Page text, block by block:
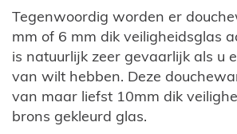
Tegenwoordig worden er
mm of 6 mm dik veiligheidsglas
is natuurlijk zeer gevaarlijk als u
van wilt hebben. Deze
van maar liefst 10mm dik
brons gekleurd glas.